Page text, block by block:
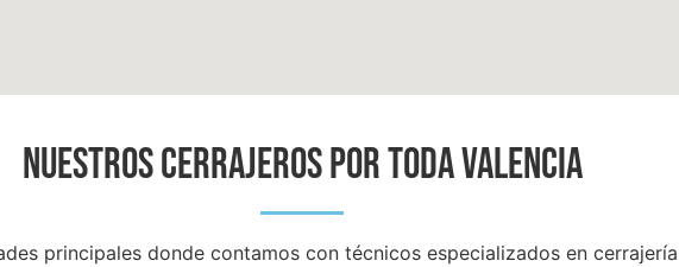
NUESTROS CERRAJEROS POR TODA VALENCIA
principales donde contamos con técnicos especializados en